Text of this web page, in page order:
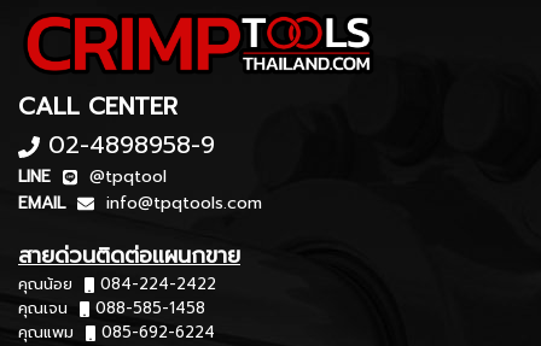
CALL CENTER
02-4898958-9
LINE
@tpqtool
EMAIL
info@tpqtools.com
สายด่วนติดต่อแผนกขาย
คุณน้อย
084-224-2422
คุณเจน
088-585-1458
คุณแพม
085-692-6224